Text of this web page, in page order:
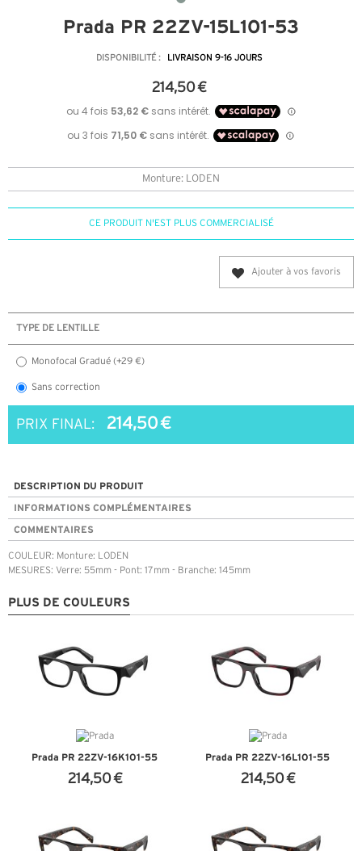
Prada PR 22ZV-15L1O1-53
DISPONIBILITÉ : LIVRAISON 9-16 JOURS
214,50 €
Monture: LODEN
CE PRODUIT N'EST PLUS COMMERCIALISÉ
Ajouter à vos favoris
TYPE DE LENTILLE
Monofocal Gradué (+29 €)
Sans correction
PRIX FINAL: 214,50 €
DESCRIPTION DU PRODUIT
INFORMATIONS COMPLÉMENTAIRES
COMMENTAIRES
COULEUR: Monture: LODEN
MESURES: Verre: 55mm - Pont: 17mm - Branche: 145mm
PLUS DE COULEURS
Prada PR 22ZV-16K1O1-55
214,50 €
Prada PR 22ZV-16L1O1-55
214,50 €